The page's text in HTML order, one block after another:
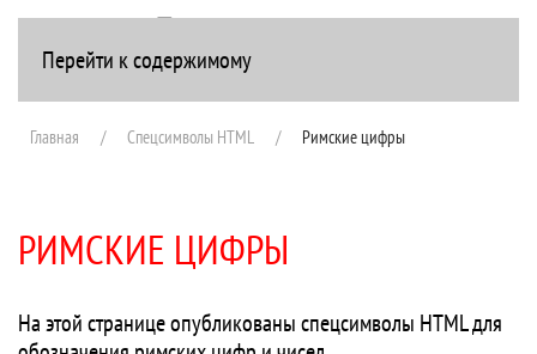
Перейти к содержимому+7(916) 107-51-99
Главная Спецсимволы HTML Римские цифры
РИМСКИЕ ЦИФРЫ
На этой странице опубликованы спецсимволы HTML для